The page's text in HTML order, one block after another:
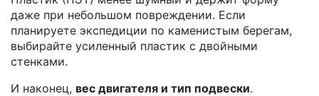
даже при небольшом повреждении. Если
планируете экспедиции по каменистым берегам,
выбирайте усиленный пластик с двойными
стенками.
И наконец, вес двигателя и тип подвески.